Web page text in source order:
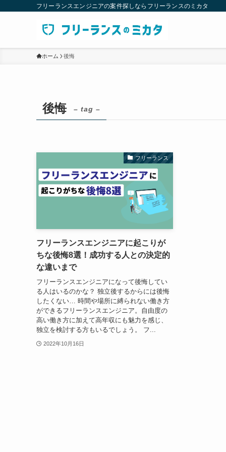
フリーランスエンジニアの案件探しならフリーランスのミカタ
ホーム 後悔
後悔 – tag –
フリーランス
フリーランスエンジニアに起こりが
ちな後悔8選！成功する人との決定的
な違いまで
フリーランスエンジニアになって後悔してい
る人はいるのかな？ 独立後するからには後悔
したくない… 時間や場所に縛られない働き方
ができるフリーランスエンジニア。自由度の
高い働き方に加えて高年収にも魅力を感じ、
独立を検討する方もいるでしょう。 フ...
2022年10月16日